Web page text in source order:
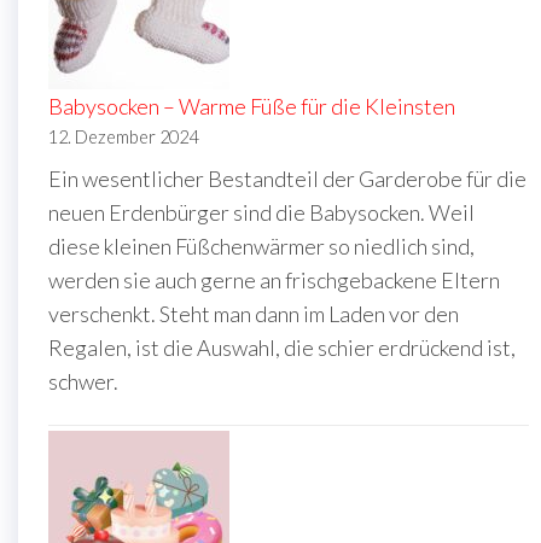
Babysocken – Warme Füße für die Kleinsten
12. Dezember 2024
Ein wesentlicher Bestandteil der Garderobe für die
neuen Erdenbürger sind die Babysocken. Weil
diese kleinen Füßchenwärmer so niedlich sind,
werden sie auch gerne an frischgebackene Eltern
verschenkt. Steht man dann im Laden vor den
Regalen, ist die Auswahl, die schier erdrückend ist,
schwer.